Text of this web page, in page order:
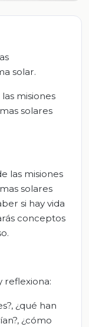
solar.
misiones
solares
las misiones
solares
si hay vida
conceptos
reflexiona:
¿qué han
¿cómo